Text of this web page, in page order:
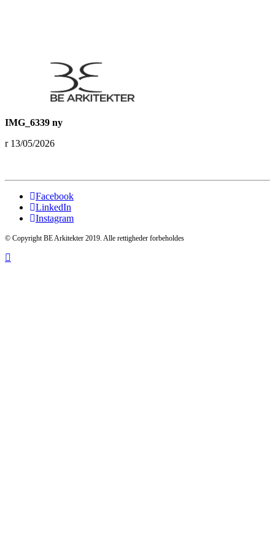
IMG_6339 ny
13/05/2026
Facebook
LinkedIn
Instagram
© Copyright BE Arkitekter 2019. Alle rettigheder forbeholdes